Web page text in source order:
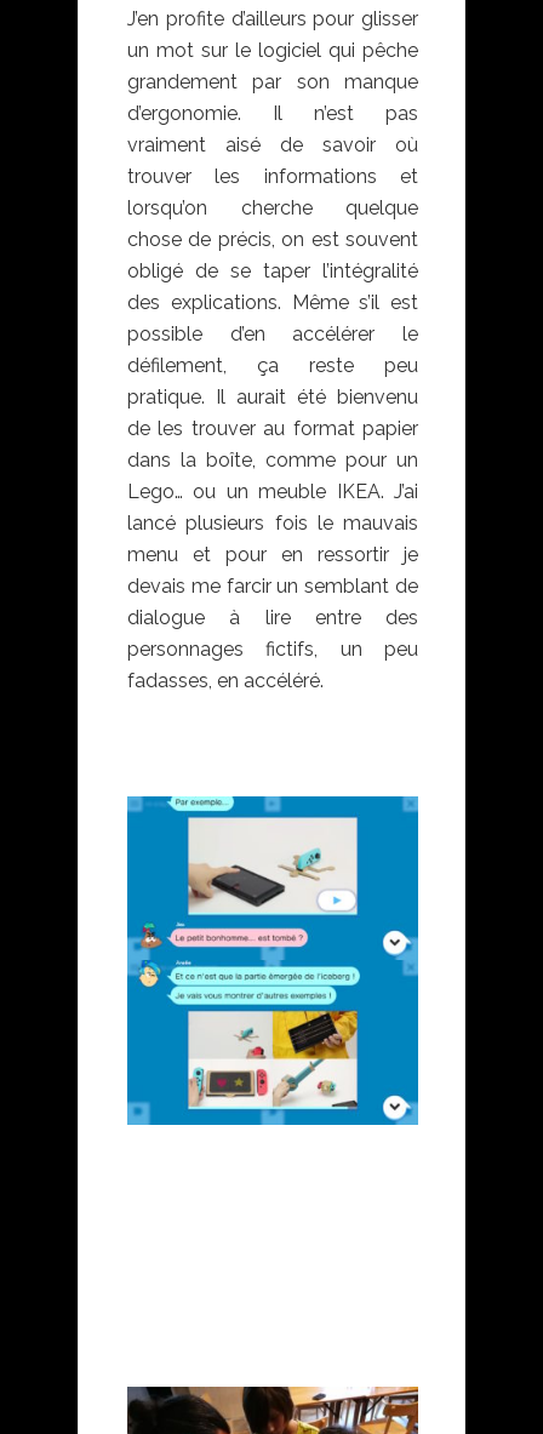
J’en profite d’ailleurs pour glisser
un mot sur le logiciel qui pêche
grandement par son manque
d’ergonomie. Il n’est pas
vraiment aisé de savoir où
trouver les informations et
lorsqu’on cherche quelque
chose de précis, on est souvent
obligé de se taper l’intégralité
des explications. Même s’il est
possible d’en accélérer le
défilement, ça reste peu
pratique. Il aurait été bienvenu
de les trouver au format papier
dans la boîte, comme pour un
Lego… ou un meuble IKEA. J’ai
lancé plusieurs fois le mauvais
menu et pour en ressortir je
devais me farcir un semblant de
dialogue à lire entre des
personnages fictifs, un peu
fadasses, en accéléré.